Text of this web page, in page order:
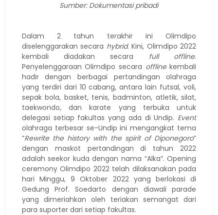
Sumber: Dokumentasi pribadi
Dalam 2 tahun terakhir ini Olimdipo
diselenggarakan secara hybrid. Kini, Olimdipo 2022
kembali diadakan secara full offline.
Penyelenggaraan Olimdipo secara offlinekembali
hadir dengan berbagai pertandingan olahraga
yang terdiri dari 10 cabang, antara lain futsal, voli,
sepak bola, basket, tenis, badminton, atletik, silat,
taekwondo, dan karate yang terbuka untuk
delegasi setiap fakultas yang ada di Undip. Event
olahraga terbesar se-Undip ini mengangkat tema
“Rewrite the history with the spirit of Diponegoro”
dengan maskot pertandingan di tahun 2022
adalah seekor kuda dengan nama “Alka”. Opening
ceremony Olimdipo 2022 telah dilaksanakan pada
hari Minggu, 9 Oktober 2022 yang berlokasi di
Gedung Prof. Soedarto dengan diawali parade
yang dimeriahkan oleh teriakan semangat dari
para suporter dari setiap fakultas.